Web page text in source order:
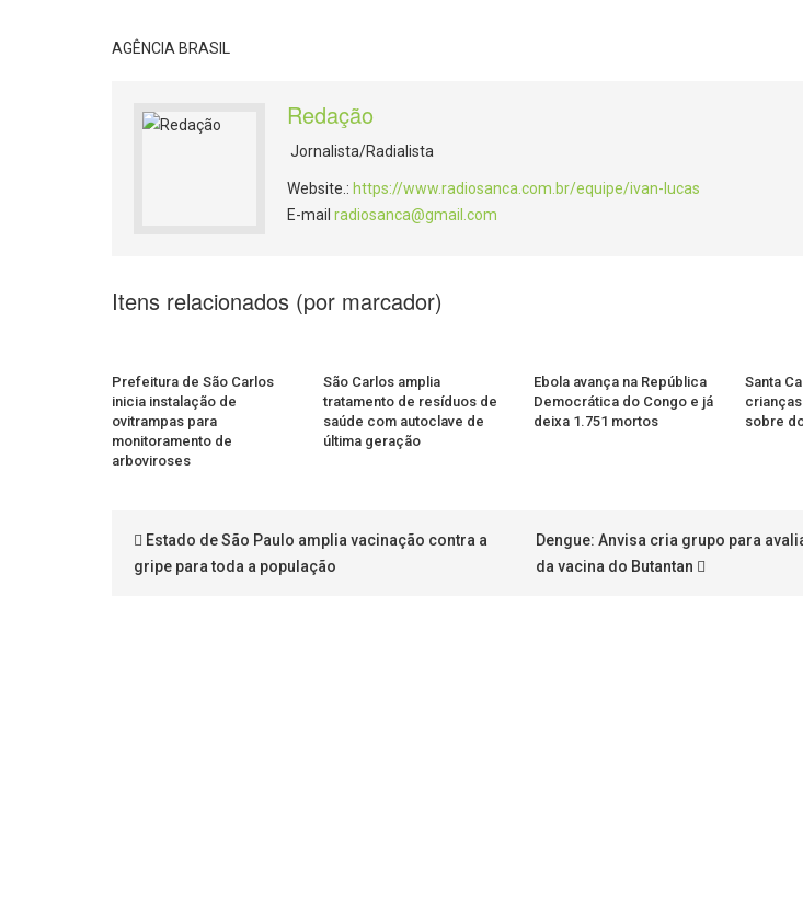
AGÊNCIA BRASIL
Redação
Jornalista/Radialista
Website.: https://www.radiosanca.com.br/equipe/ivan-lucas
E-mail radiosanca@gmail.com
Itens relacionados (por marcador)
Prefeitura de São Carlos
inicia instalação de
ovitrampas para
monitoramento de
arboviroses
São Carlos amplia
tratamento de resíduos de
saúde com autoclave de
última geração
Ebola avança na República
Democrática do Congo e já
deixa 1.751 mortos
Santa
sobre
Estado de São Paulo amplia vacinação contra a
gripe para toda a população
Dengue: Anvisa cria grupo para
da vacina do Butantan